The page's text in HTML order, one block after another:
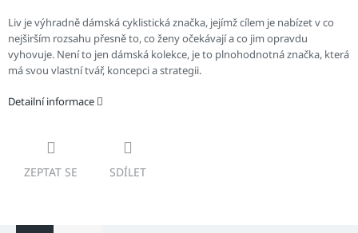
Liv je výhradně dámská cyklistická značka, jejímž cílem je nabízet v co
nejširším rozsahu přesně to, co ženy očekávají a co jim opravdu
vyhovuje. Není to jen dámská kolekce, je to plnohodnotná značka, která
má svou vlastní tvář, koncepci a strategii.
Detailní informace
ZEPTAT SE SDÍLET